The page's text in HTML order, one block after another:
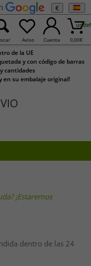
€
Aviso Cuenta 0,00€
de la UE
y con código de barras
cantidades
en su embalaje original!
¡Estaremos
dentro de las 24